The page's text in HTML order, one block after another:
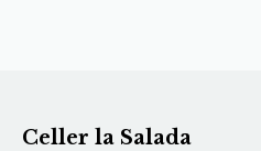
Celler la Salada